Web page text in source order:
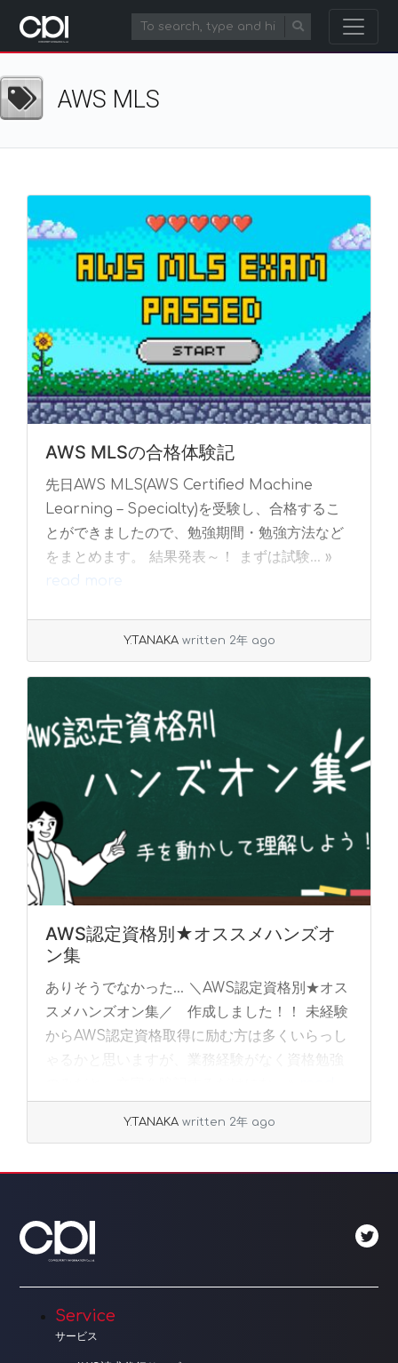
AWS MLS
AWS MLSの合格体験記
先日AWS MLS(AWS Certified Machine
Learning – Specialty)を受験し、合格するこ
とができましたので、勉強期間・勉強方法など
をまとめます。 結果発表～！ まずは試験... »
read more
Y.TANAKA written 2年 ago
AWS認定資格別★オススメハンズオ
ン集
ありそうでなかった… ＼AWS認定資格別★オス
スメハンズオン集／ 作成しました！！ 未経験
からAWS認定資格取得に励む方は多くいらっし
ゃるかと思いますが、業務経験がなく資格勉強
Y.TANAKA written 2年 ago
Service
サービス